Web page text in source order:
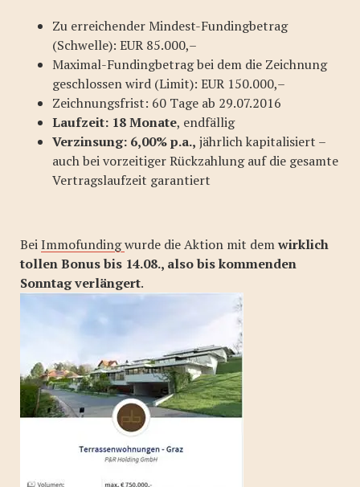
Zu erreichender Mindest-Fundingbetrag
(Schwelle): EUR 85.000,–
Maximal-Fundingbetrag bei dem die Zeichnung
geschlossen wird (Limit): EUR 150.000,–
Zeichnungsfrist: 60 Tage ab 29.07.2016
Laufzeit: 18 Monate, endfällig
Verzinsung: 6,00% p.a., jährlich kapitalisiert –
auch bei vorzeitiger Rückzahlung auf die gesamte
Vertragslaufzeit garantiert
BeiImmofundingwurde die Aktion mit demwirklich
tollen Bonus bis 14.08., also bis kommenden
Sonntag verlängert.